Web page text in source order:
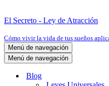
El Secreto - Ley de Atracción
Cómo vivir la vida de tus sueños
Menú de navegación
Menú de navegación
Blog